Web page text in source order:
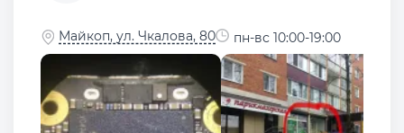
Майкоп, ул. Чкалова, 80 пн-вс 10:00-19:00